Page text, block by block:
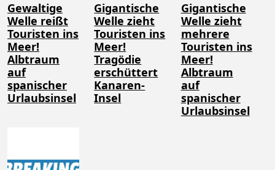
Gewaltige
Welle reißt
Touristen ins
Meer!
Albtraum
auf
spanischer
Urlaubsinsel
Gigantische
Welle zieht
Touristen ins
Meer!
Tragödie
erschüttert
Kanaren-
Insel
Gigantische
Welle zieht
mehrere
Touristen ins
Meer!
Albtraum
auf
spanischer
Urlaubsinsel